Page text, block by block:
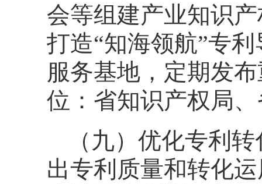
会等组建产业知识
打造“知海领航”专
服务基地，定期发
位：省知识产权局
（九）优化专利
出专利质量和转化